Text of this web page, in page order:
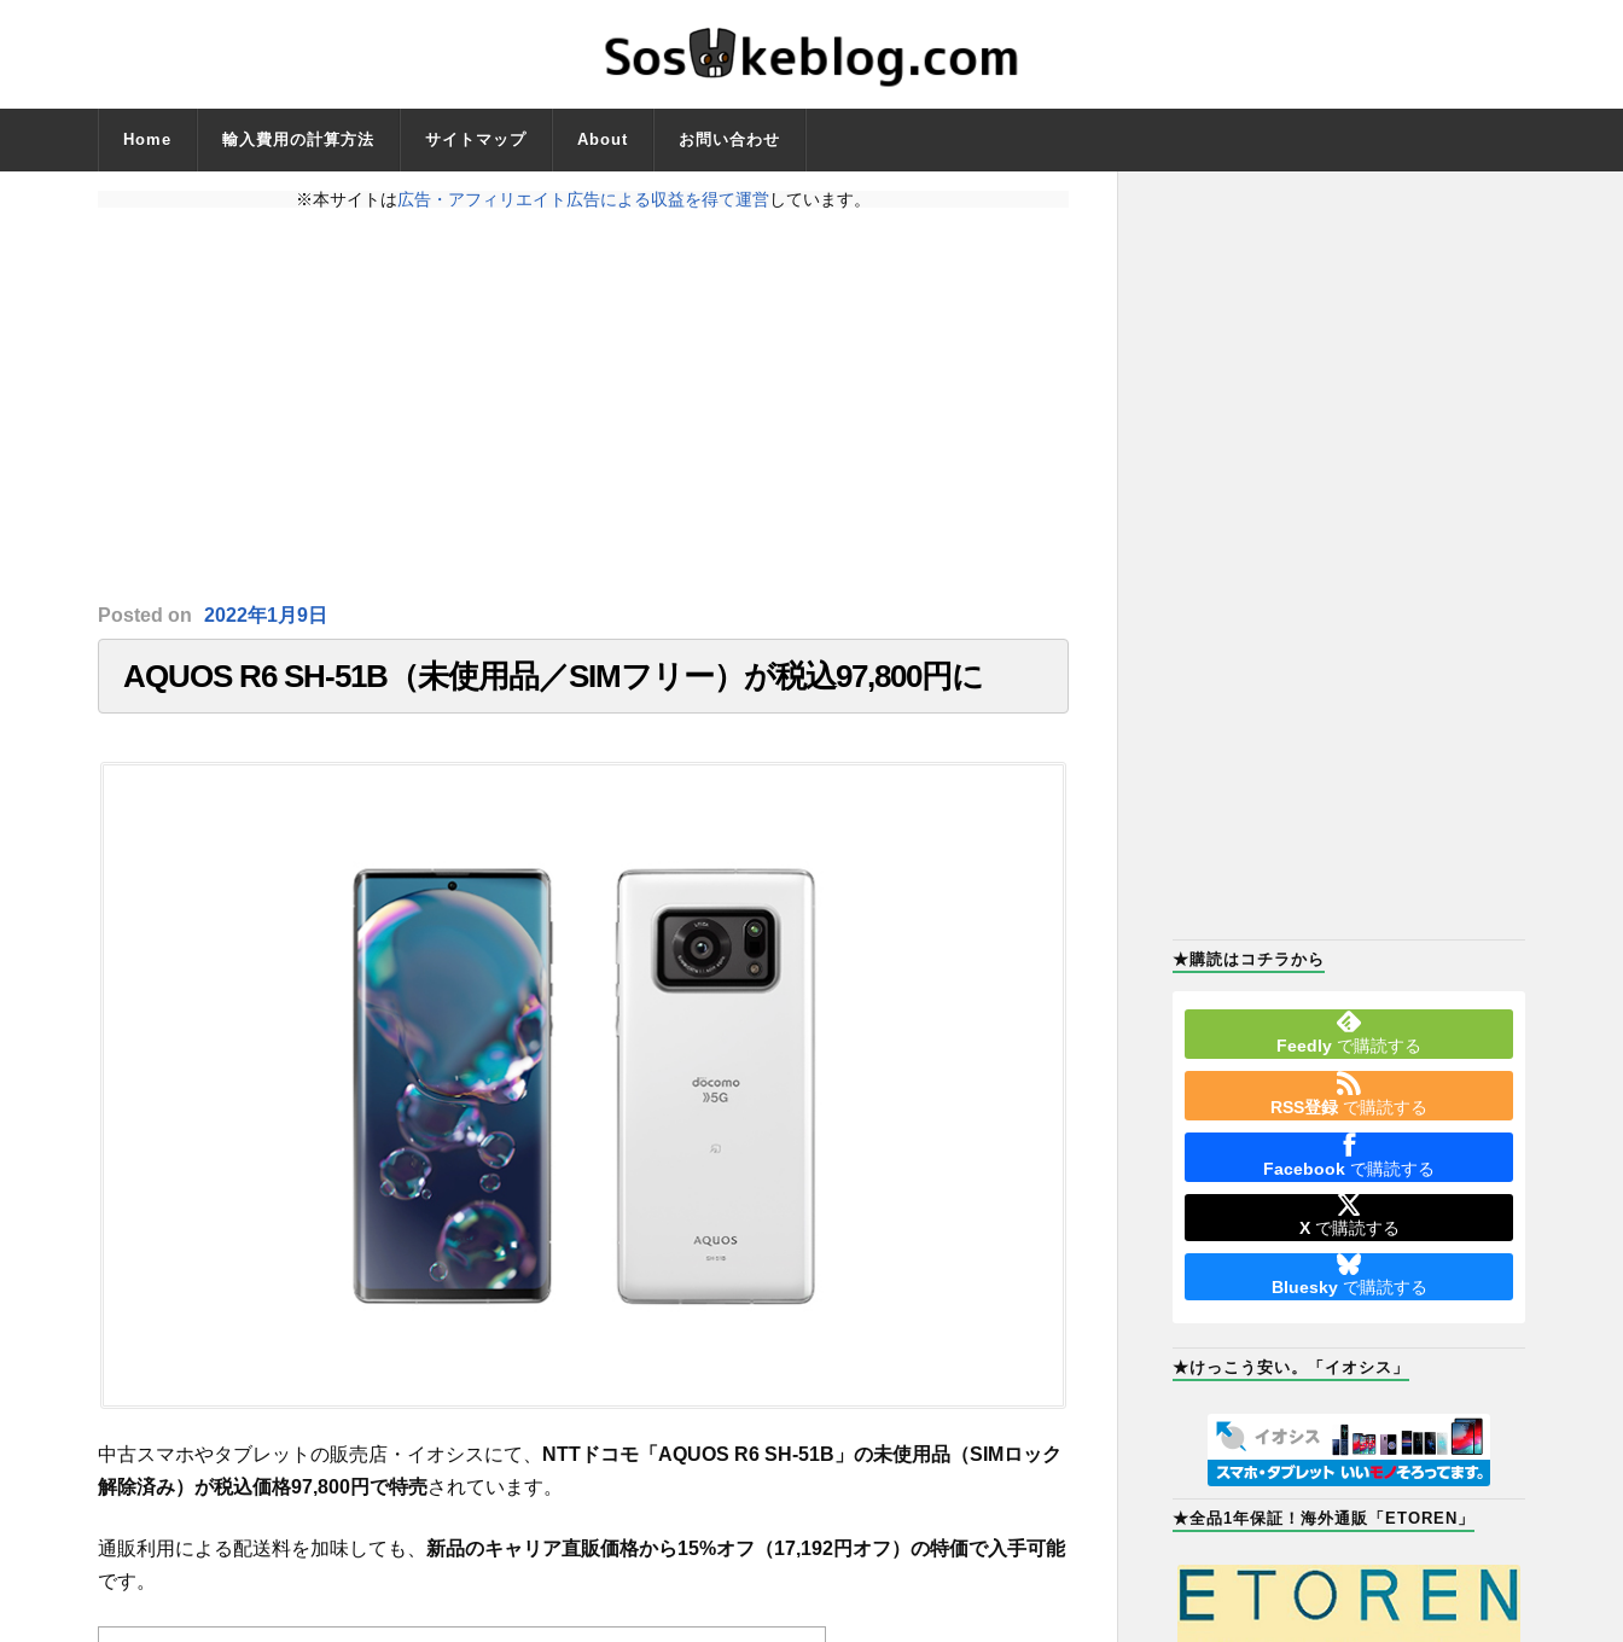
Home 輸入費用の計算方法 サイトマップ About お問い合わせ
※本サイトは広告・アフィリエイト広告による収益を得て運営しています。
Posted on 2022年1月9日
AQUOS R6 SH-51B（未使用品／SIMフリー）が税込97,800円に
中古スマホやタブレットの販売店・イオシスにて、
NTTドコモ「AQUOS R6 SH-51B」の未使用品（SIMロック
解除済み）が税込価格97,800円で特売されています。
通販利用による配送料を加味しても、 新品のキャリア直販価格から15%オフ（17,192円オフ）の特価で入手可能
です。
★購読はコチラから
Feedly で購読する
RSS登録 で購読する
Facebook で購読する
Xで購読する
Blueskyで購読する
★けっこう安い。「イオシス」
★全品1年保証！海外通販「ETOREN」